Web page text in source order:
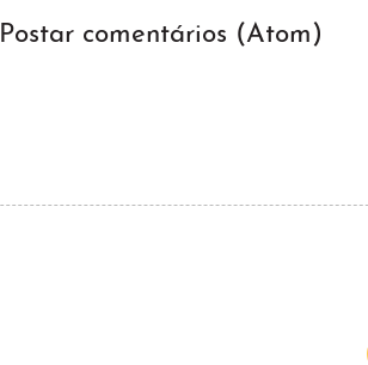
Postar comentários (Atom)